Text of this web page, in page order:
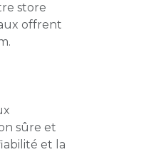
store
offrent
sûre et
et la